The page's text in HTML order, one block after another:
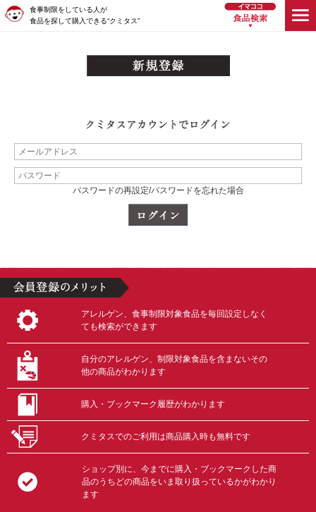
食事制限をしている人が
食品を探して購入できる“クミタス”
パスワードの再設定/パスワードを忘れた場合
アレルゲン、食事制限対象食品を毎回設定しなく
ても検索ができます
自分のアレルゲン、制限対象食品を含まないその
他の商品がわかります
購入・ブックマーク履歴がわかります
クミタスでのご利用は商品購入時も無料です
ショップ別に、今までに購入・ブックマークした商
品のうちどの商品をいま取り扱っているかがわかり
ます